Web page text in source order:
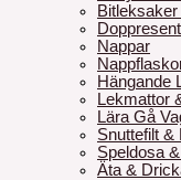
Nappar
Hängande
Lekmattor
Lära Gå
Snuttefilt &
Speldosa
Äta &